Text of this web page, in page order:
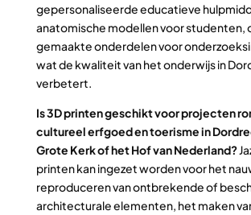
gepersonaliseerde educatieve
anatomische modellen voor studenten,
gemaakte onderdelen voor
wat de kwaliteit van het onderwijs in
verbetert.
Is 3D printen geschikt voor projecten
cultureel erfgoed en toerisme in
Grote Kerk of het Hof van Nederland?
printen kan ingezet worden voor het
reproduceren van ontbrekende of
architecturale elementen, het maken